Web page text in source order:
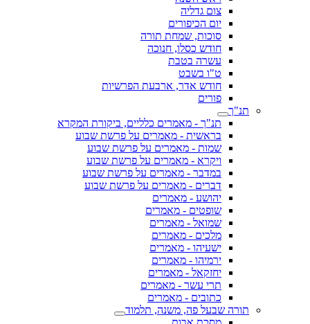
צום גדליה
יום הכיפורים
סוכות, שמחת תורה
חודש כסלו, חנוכה
עשרה בטבת
ט"ו בשבט
חודש אדר, ארבעת הפרשיות
פורים
תנ"ך
תנ"ך - מאמרים כלליים, ביקורת המקרא
בראשית - מאמרים על פרשת שבוע
שמות - מאמרים על פרשת שבוע
ויקרא - מאמרים על פרשת שבוע
במדבר - מאמרים על פרשת שבוע
דברים - מאמרים על פרשת שבוע
יהושע - מאמרים
שופטים - מאמרים
שמואל - מאמרים
מלכים - מאמרים
ישעיהו - מאמרים
ירמיהו - מאמרים
יחזקאל - מאמרים
תרי עשר - מאמרים
כתובים - מאמרים
תורה שבעל פה, משנה, תלמוד